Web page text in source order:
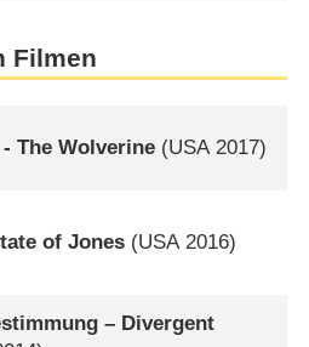
Filmen
- The Wolverine (USA2017)
of Jones (USA2016)
– Divergent